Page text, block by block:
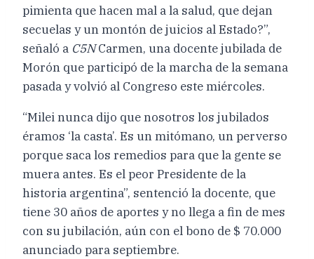
pimienta que hacen mal a la salud, que dejan
secuelas y un montón de juicios al Estado?”,
señaló a C5NCarmen, una docente jubilada de
Morón que participó de la marcha de la semana
pasada y volvió al Congreso este miércoles.
“Milei nunca dijo que nosotros los jubilados
éramos ‘la casta’. Es un mitómano, un perverso
porque saca los remedios para que la gente se
muera antes. Es el peor Presidente de la
historia argentina”, sentenció la docente, que
tiene 30 años de aportes y no llega a fin de mes
con su jubilación, aún con el bono de $ 70.000
anunciado para septiembre.